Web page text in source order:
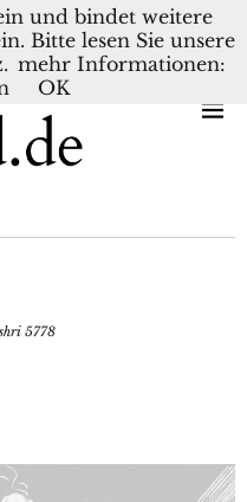
NEDERLANDS
5778
und bindet weitere
Bitte lesen Sie unsere
mehr Informationen:
OK